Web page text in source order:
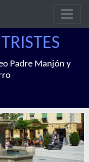
Padre Manjón y